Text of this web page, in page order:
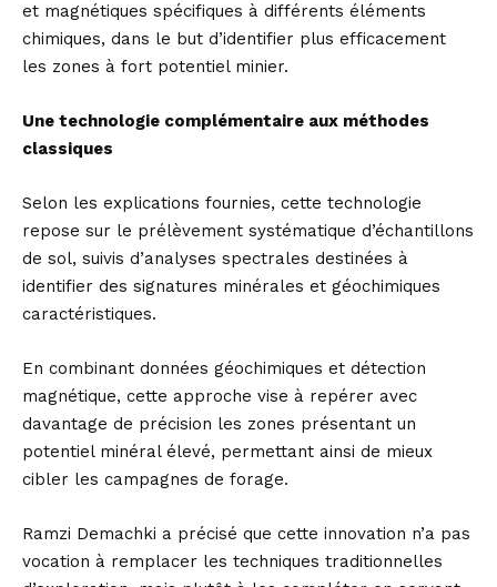
et magnétiques spécifiques à différents éléments
chimiques, dans le but d’identifier plus efficacement
les zones à fort potentiel minier.
Une technologie complémentaire aux méthodes
classiques
Selon les explications fournies, cette technologie
repose sur le prélèvement systématique d’échantillons
de sol, suivis d’analyses spectrales destinées à
identifier des signatures minérales et géochimiques
caractéristiques.
En combinant données géochimiques et détection
magnétique, cette approche vise à repérer avec
davantage de précision les zones présentant un
potentiel minéral élevé, permettant ainsi de mieux
cibler les campagnes de forage.
Ramzi Demachki a précisé que cette innovation n’a pas
vocation à remplacer les techniques traditionnelles